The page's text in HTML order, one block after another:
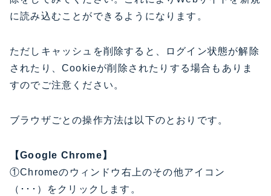
に読み込むことができるようになります。
ただしキャッシュを削除すると、ログイン状態が解除
されたり、Cookieが削除されたりする場合もありま
すのでご注意ください。
ブラウザごとの操作方法は以下のとおりです。
【Google Chrome】
①Chromeのウィンドウ右上のその他アイコン
（･･･）をクリックします。